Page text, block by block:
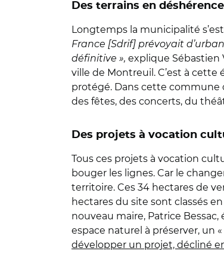
Des terrains en déshérence
Longtemps la municipalité
France [Sdrif] prévoyait
définitive », explique Sébastien
ville de Montreuil. C’est à
protégé. Dans cette commune
des fêtes, des concerts, du
Des projets à vocation
Tous ces projets à vocation
bouger les lignes. Car le
territoire. Ces 34 hectares de
hectares du site sont classés
nouveau maire, Patrice
espace naturel à préserver, un
développer un projet, décliné